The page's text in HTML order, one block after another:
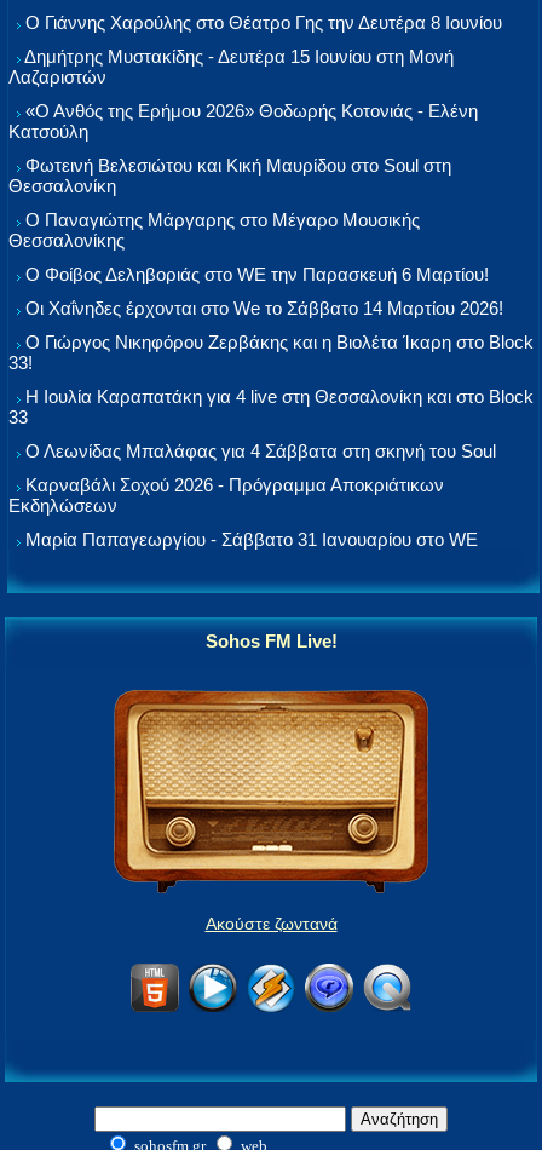
Ο Γιάννης Χαρούλης στο Θέατρο Γης την Δευτέρα 8 Ιουνίου
Δημήτρης Μυστακίδης - Δευτέρα 15 Ιουνίου στη Μονή
Λαζαριστών
«Ο Ανθός της Ερήμου 2026» Θοδωρής Κοτονιάς - Ελένη
Κατσούλη
Φωτεινή Βελεσιώτου και Κική Μαυρίδου στο Soul στη
Θεσσαλονίκη
Ο Παναγιώτης Μάργαρης στο Μέγαρο Μουσικής
Θεσσαλονίκης
Ο Φοίβος Δεληβοριάς στο WE την Παρασκευή 6 Μαρτίου!
Οι Χαΐνηδες έρχονται στο We το Σάββατο 14 Μαρτίου 2026!
Ο Γιώργος Νικηφόρου Ζερβάκης και η Βιολέτα Ίκαρη στο Block
33!
Η Ιουλία Καραπατάκη για 4 live στη Θεσσαλονίκη και στο Block
33
Ο Λεωνίδας Μπαλάφας για 4 Σάββατα στη σκηνή του Soul
Καρναβάλι Σοχού 2026 - Πρόγραμμα Αποκριάτικων
Εκδηλώσεων
Μαρία Παπαγεωργίου - Σάββατο 31 Ιανουαρίου στο WE
Sohos FM Live!
Ακούστε ζωντανά
sohosfm.gr web